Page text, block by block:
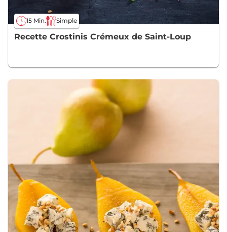
15 Min. Simple
Recette Crostinis Crémeux de Saint-Loup